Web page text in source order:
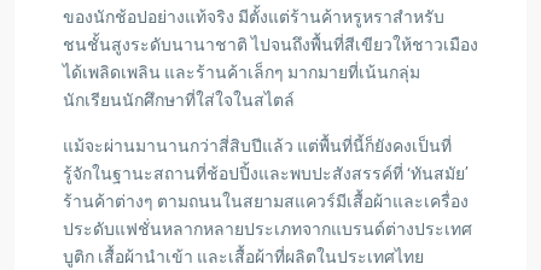
ของนักช้อปอย่างแท้จริง มีตั้งแต่ร้านค้าหรูหราสำหรับ
ชนชั้นสูงระดับนานาชาติ ไปจนถึงพื้นที่สีเขียวให้ชาวเมือง
ได้เพลิดเพลิน และร้านค้าเล็กๆ มากมายที่เน้นกลุ่ม
นักเรียนนักศึกษาที่ใส่ใจในสไตล์
แม้จะผ่านมานานกว่าสี่สิบปีแล้ว แต่พื้นที่นี้ก็ยังคงเป็นที่
รู้จักในฐานะสถานที่ช้อปปิ้งและพบปะสังสรรค์ที่ ‘ทันสมัย’
ร้านค้าต่างๆ ตามถนนในสยามสแควร์มีเสื้อผ้าและเครื่อง
ประดับแฟชั่นหลากหลายประเภทจากแบรนด์ต่างประเทศ
บูติก เสื้อผ้านำเข้า และเสื้อผ้าที่ผลิตในประเทศไทย